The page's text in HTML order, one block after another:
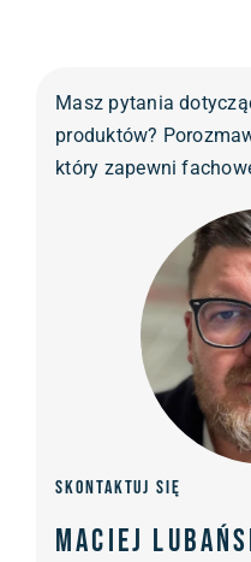
Masz pytania
produktów?
który zapewni
Skontaktuj się
Maciej